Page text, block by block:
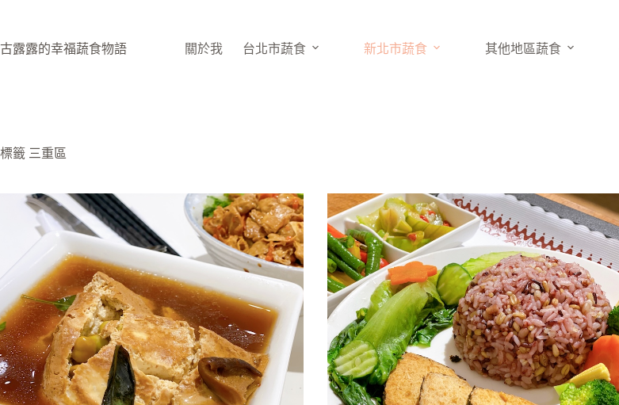
主
古露露的幸福蔬食物語 關於我 台北市蔬食 新北市蔬食 其他地區蔬食
標籤 三重區